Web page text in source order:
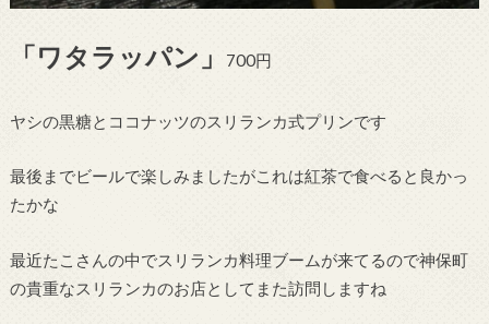
「ワタラッパン」 700円
ヤシの黒糖とココナッツのスリランカ式プリンです
最後までビールで楽しみましたがこれは紅茶で食べると良かっ
たかな
最近たこさんの中でスリランカ料理ブームが来てるので神保町
の貴重なスリランカのお店としてまた訪問しますね